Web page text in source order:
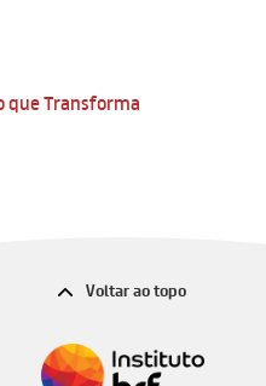
que Transforma
Voltar ao topo